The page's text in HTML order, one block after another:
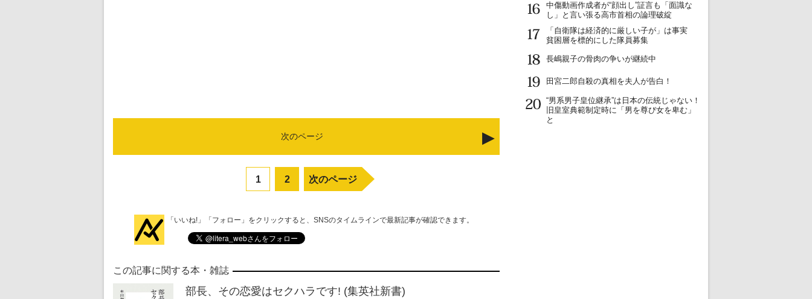
次のページ
1 2 次のページ
「いいね!」「フォロー」をクリックすると、SNSのタイムラインで最新記事が確認できます。
この記事に関する本・雑誌
部長、その恋愛はセクハラです! (集英社新書)
16
中傷動画作成者が“顔出し”証言も「面識な
し」と言い張る高市首相の論理破綻
17
「自衛隊は経済的に厳しい子が」は事実
貧困層を標的にした隊員募集
18
長嶋親子の骨肉の争いが継続中
19
田宮二郎自殺の真相を夫人が告白！
20
“男系男子皇位継承”は日本の伝統じゃない！
旧皇室典範制定時に「男を尊び女を卑む」
と